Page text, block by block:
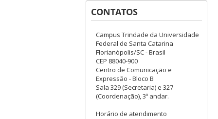
CONTATOS
Campus Trindade da Universidade
Federal de Santa Catarina
Florianópolis/SC - Brasil
CEP 88040-900
Centro de Comunicação e
Expressão - Bloco B
Sala 329 (Secretaria) e 327
(Coordenação), 3º andar.
Horário de atendimento